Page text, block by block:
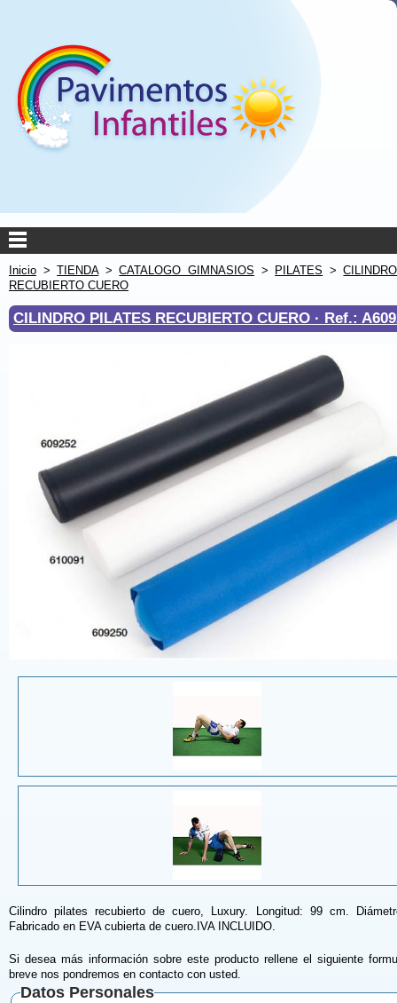
Inicio >TIENDA>CATALOGO GIMNASIOS > PILATES >
RECUBIERTO CUERO
CILINDRO PILATES RECUBIERTO CUERO · Ref.:
Cilindro pilates recubierto de cuero, Luxury. Longitud: 99 cm.
Fabricado en EVA cubierta de cuero.IVA INCLUIDO.
Si desea más información sobre este producto rellene el siguiente
breve nos pondremos en contacto con usted.
Datos Personales